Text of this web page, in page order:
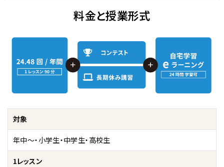
料⾦と授業形式
対象
年中～・小学生・中学生・高校生
1レッスン